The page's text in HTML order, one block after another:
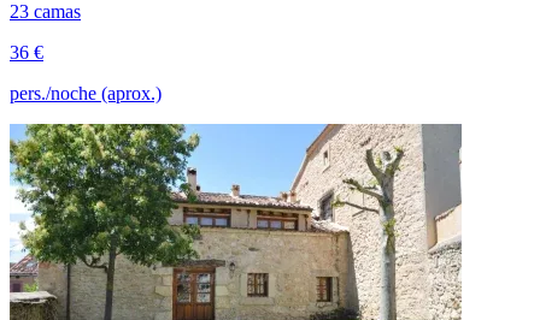
23 camas
36 €
pers./noche (aprox.)